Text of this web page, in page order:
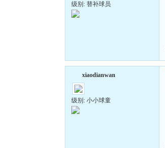
级别: 替补球员
xiaodianwan
级别: 小小球童